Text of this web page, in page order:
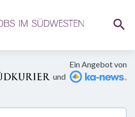
Ein Angebot von
und